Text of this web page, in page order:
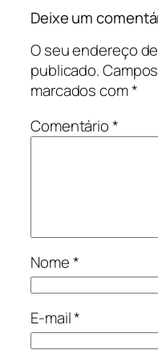
Deixe um
O seu endereço
publicado.
marcados com*
Comentário*
Nome*
E-mail*